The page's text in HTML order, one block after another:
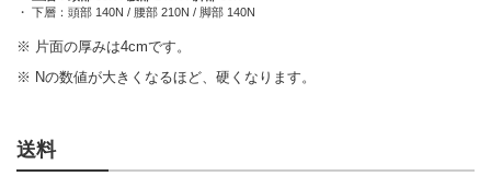
・ 下層 ： 頭部 140N / 腰部 210N / 脚部 140N
※ 片面の厚みは4cmです。
※ Nの数値が大きくなるほど、硬くなります。
送料